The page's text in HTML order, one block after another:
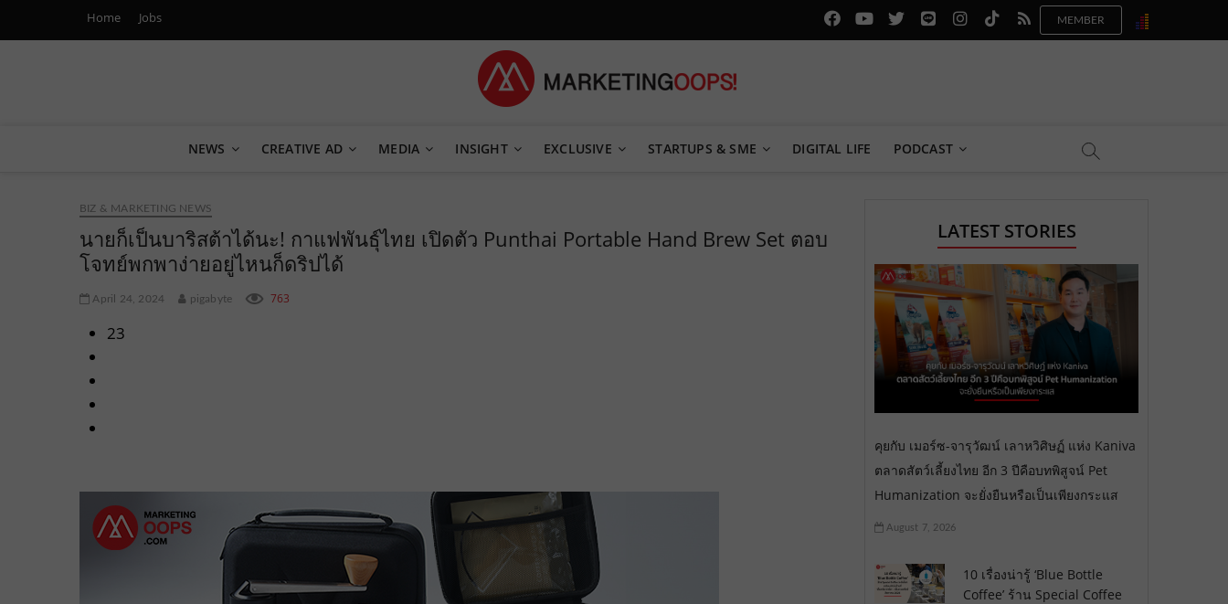
Home Jobs
f
b
y
c
o
m
x
m
l
.
i
a
.
c
o
m
t
c
o
m
r
Marketing Oops!
NEWS CREATIVE AD MEDIA INSIGHT EXCLUSIVE STARTUPS & SME DIGITAL LIFE PODCAST
BIZ & MARKETING NEWS
นายก็เป็นบาริสต้าได้นะ! กาแฟพันธุ์ไทย เปิดตัว Punthai Portable Hand Brew Set ตอบ
โจทย์พกพาง่ายอยู่ไหนก็ดริปได้
April 24, 2024 pigabyte 763
23
LATEST STORIES
คุยกับ เมอร์ซ-จารุวัฒน์ เลาหวิศิษฏ์ แห่ง Kaniva
ตลาดสัตว์เลี้ยงไทย อีก 3 ปีคือบทพิสูจน์ Pet
Humanization จะยั่งยืนหรือเป็นเพียงกระแส
August 7, 2026
10 เรื่องน่ารู้ ‘Blue Bottle
Coffee’ ร้าน Special Coffee